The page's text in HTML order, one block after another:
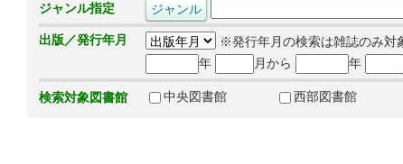
ジャンル指定
出版／発行年月
※発行年月の検索は雑誌のみ対
年
月から 年
検索対象図書館 中央図書館 西部図書館